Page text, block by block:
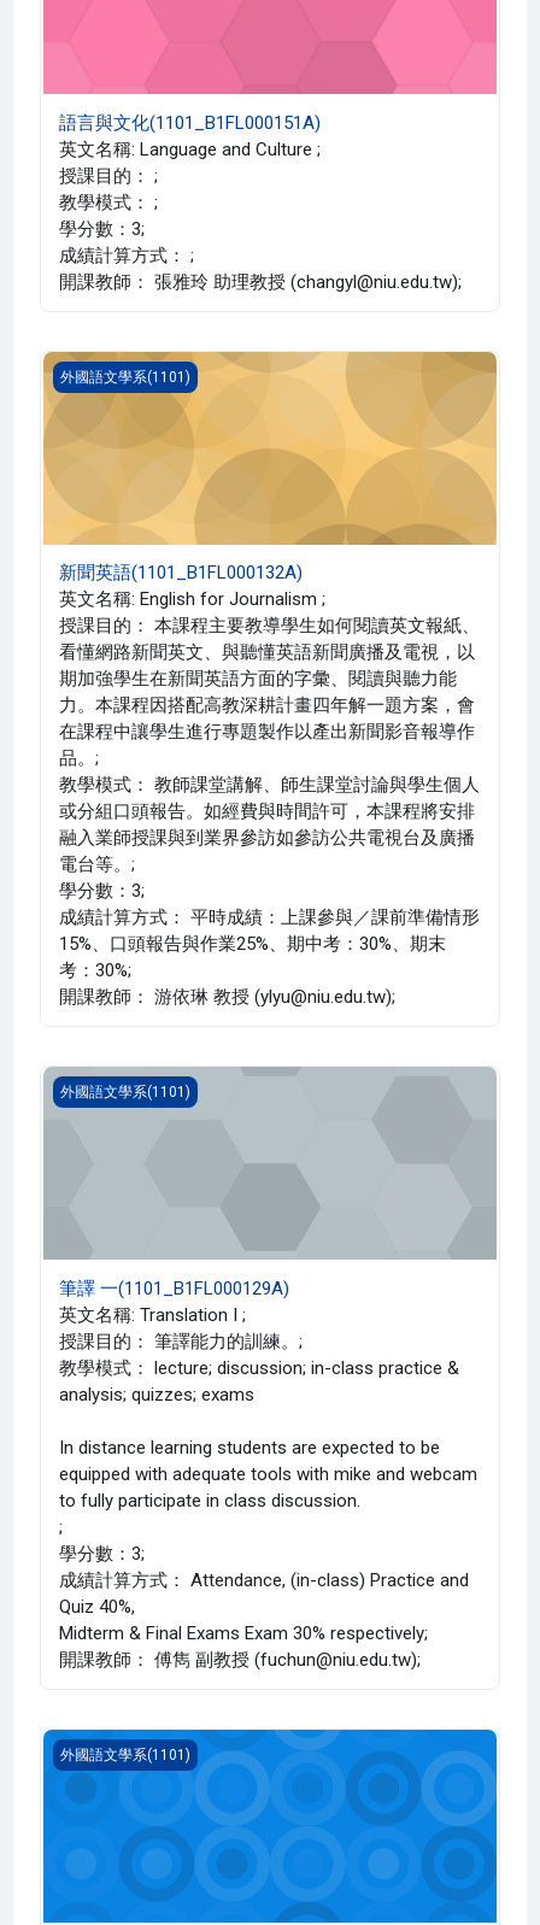
語言與文化(1101_B1FL000151A)
英文名稱: Language and Culture ;
授課目的： ;
教學模式： ;
學分數：3;
成績計算方式： ;
開課教師： 張雅玲 助理教授 (changyl@niu.edu.tw);
新聞英語(1101_B1FL000132A)
外國語文學系(1101)
新聞英語(1101_B1FL000132A)
英文名稱: English for Journalism ;
授課目的： 本課程主要教導學生如何閱讀英文報紙、
看懂網路新聞英文、與聽懂英語新聞廣播及電視，以
期加強學生在新聞英語方面的字彙、閱讀與聽力能
力。本課程因搭配高教深耕計畫四年解一題方案，會
在課程中讓學生進行專題製作以產出新聞影音報導作
品。;
教學模式： 教師課堂講解、師生課堂討論與學生個人
或分組口頭報告。如經費與時間許可，本課程將安排
融入業師授課與到業界參訪如參訪公共電視台及廣播
電台等。;
學分數：3;
成績計算方式： 平時成績：上課參與／課前準備情形
15%、口頭報告與作業25%、期中考：30%、期末
考：30%;
開課教師： 游依琳 教授 (ylyu@niu.edu.tw);
筆譯 一(1101_B1FL000129A)
外國語文學系(1101)
筆譯 一(1101_B1FL000129A)
英文名稱: Translation I ;
授課目的： 筆譯能力的訓練。;
教學模式： lecture; discussion; in-class practice &
analysis; quizzes; exams
In distance learning students are expected to be
equipped with adequate tools with mike and webcam
to fully participate in class discussion.
;
學分數：3;
成績計算方式： Attendance, (in-class) Practice and
Quiz 40%,
Midterm & Final Exams Exam 30% respectively;
開課教師： 傅雋 副教授 (fuchun@niu.edu.tw);
第二語言習得(1101_B1FL000121A)
外國語文學系(1101)